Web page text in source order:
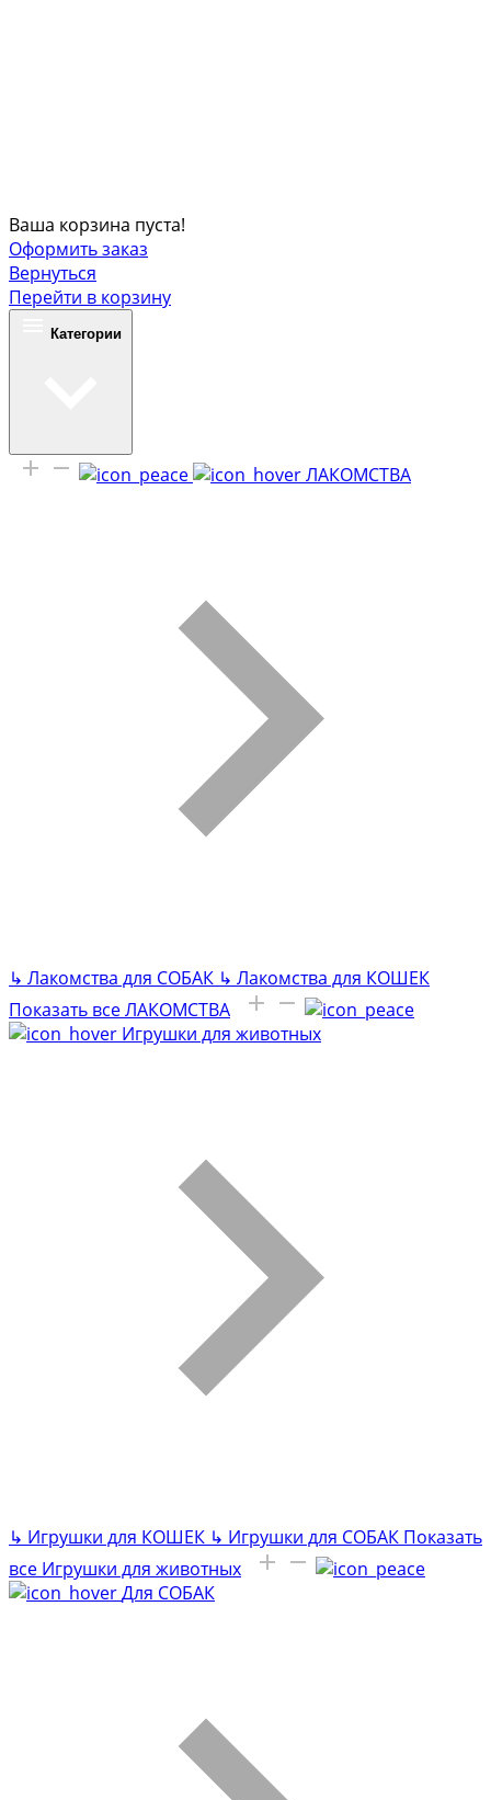
Ваша корзина пуста!
Оформить заказ
Вернуться
Перейти в корзину
Категории
ЛАКОМСТВА
↳ Лакомства для СОБАК ↳ Лакомства для КОШЕК
Показать все ЛАКОМСТВА
Игрушки для животных
↳ Игрушки для КОШЕК ↳ Игрушки для СОБАК Показать
все Игрушки для животных
Для СОБАК